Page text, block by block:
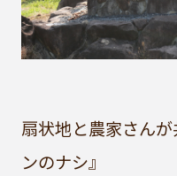
扇状地と農家さん
ンのナシ』